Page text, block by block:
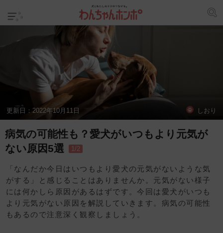
更新日： 2022年10月11日 しおり
病気の可能性も？愛犬がいつもより元気が
ない原因5選
1/2
「なんだか今日はいつもより愛犬の元気がないような気
がする」と感じることはありませんか。元気がない様子
には何かしら原因があるはずです。今回は愛犬がいつも
より元気がない原因を解説していきます。病気の可能性
もあるので注意深く観察しましょう。